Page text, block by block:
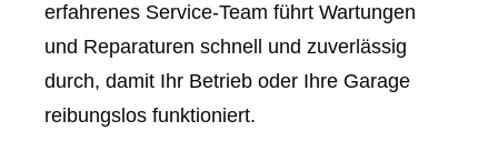
erfahrenes Service-Team führt Wartungen
und Reparaturen schnell und zuverlässig
durch, damit Ihr Betrieb oder Ihre Garage
reibungslos funktioniert.